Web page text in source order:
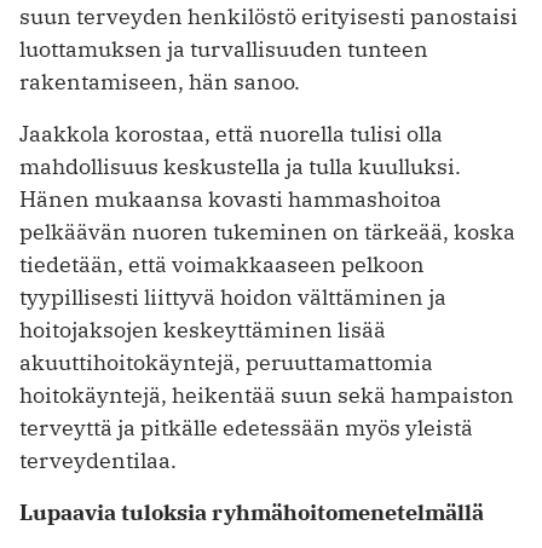
suun terveyden henkilöstö erityisesti panostaisi
luottamuksen ja turvallisuuden tunteen
rakentamiseen, hän sanoo.
Jaakkola korostaa, että nuorella tulisi olla
mahdollisuus keskustella ja tulla kuulluksi.
Hänen mukaansa kovasti hammashoitoa
pelkäävän nuoren tukeminen on tärkeää, koska
tiedetään, että voimakkaaseen pelkoon
tyypillisesti liittyvä hoidon välttäminen ja
hoitojaksojen keskeyttäminen lisää
akuuttihoitokäyntejä, peruuttamattomia
hoitokäyntejä, heikentää suun sekä hampaiston
terveyttä ja pitkälle edetessään myös yleistä
terveydentilaa.
Lupaavia tuloksia ryhmähoitomenetelmällä